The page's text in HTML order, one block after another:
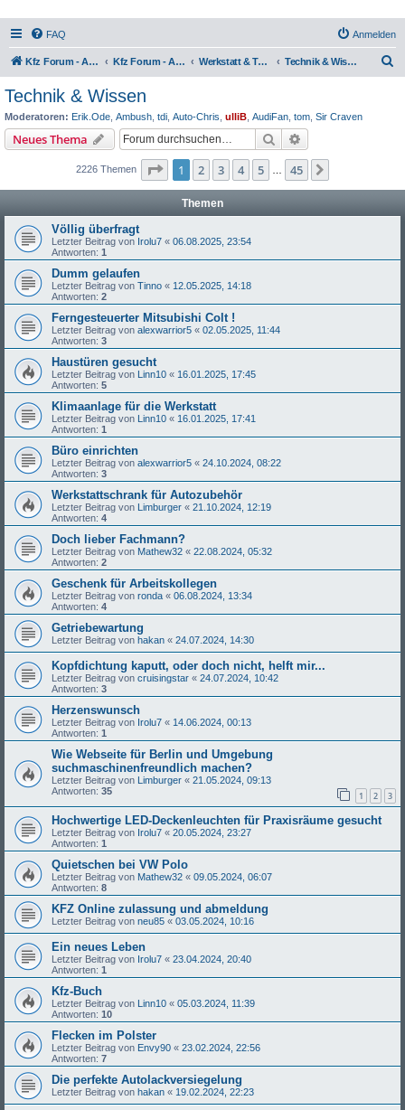
FAQ Anmelden
Kfz Forum - Auto, Motorrad und LKW Kfz Forum - Auto, Motorrad und LKW Werkstatt & Technik Technik & Wissen
Technik & Wissen
Moderatoren: Erik.Ode Ambush tdi Auto-Chris ulliB AudiFan tom Sir Craven
Neues Thema Suche
2226 Themen Seite 1von 45
1 2 3 4 5 45
Themen
Völlig überfragt
Letzter Beitrag von Irolu7 « 06.08.2025, 23:54
Antworten: 1
Dumm gelaufen
Letzter Beitrag von Tinno « 12.05.2025, 14:18
Antworten: 2
Ferngesteuerter Mitsubishi Colt !
Letzter Beitrag von alexwarrior5 « 02.05.2025, 11:44
Antworten: 3
Haustüren gesucht
Letzter Beitrag von Linn10 « 16.01.2025, 17:45
Antworten: 5
Klimaanlage für die Werkstatt
Letzter Beitrag von Linn10 « 16.01.2025, 17:41
Antworten: 1
Büro einrichten
Letzter Beitrag von alexwarrior5 « 24.10.2024, 08:22
Antworten: 3
Werkstattschrank für Autozubehör
Letzter Beitrag von Limburger « 21.10.2024, 12:19
Antworten: 4
Doch lieber Fachmann?
Letzter Beitrag von Mathew32 « 22.08.2024, 05:32
Antworten: 2
Geschenk für Arbeitskollegen
Letzter Beitrag von ronda « 06.08.2024, 13:34
Antworten: 4
Getriebewartung
Letzter Beitrag von hakan « 24.07.2024, 14:30
Kopfdichtung kaputt, oder doch nicht, helft mir...
Letzter Beitrag von cruisingstar « 24.07.2024, 10:42
Antworten: 3
Herzenswunsch
Letzter Beitrag von Irolu7 « 14.06.2024, 00:13
Antworten: 1
Wie Webseite für Berlin und Umgebung
suchmaschinenfreundlich machen?
Letzter Beitrag von Limburger « 21.05.2024, 09:13
Antworten: 35 1 2 3
Hochwertige LED-Deckenleuchten für Praxisräume gesucht
Letzter Beitrag von Irolu7 « 20.05.2024, 23:27
Antworten: 1
Quietschen bei VW Polo
Letzter Beitrag von Mathew32 « 09.05.2024, 06:07
Antworten: 8
KFZ Online zulassung und abmeldung
Letzter Beitrag von neu85 « 03.05.2024, 10:16
Ein neues Leben
Letzter Beitrag von Irolu7 « 23.04.2024, 20:40
Antworten: 1
Kfz-Buch
Letzter Beitrag von Linn10 « 05.03.2024, 11:39
Antworten: 10
Flecken im Polster
Letzter Beitrag von Envy90 « 23.02.2024, 22:56
Antworten: 7
Die perfekte Autolackversiegelung
Letzter Beitrag von hakan « 19.02.2024, 22:23